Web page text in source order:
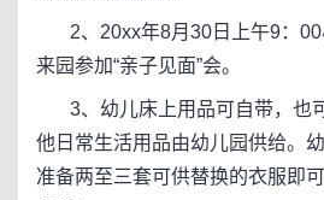
2、20xx年8月30日上午9：00
来园参加“亲子见面”会。
3、幼儿床上用品可自带，也
他日常生活用品由幼儿园供给。
准备两至三套可供替换的衣服即